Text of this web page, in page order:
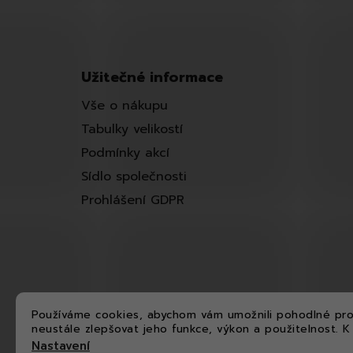
Používáme cookies, abychom vám umožnili pohodlné
neustále zlepšovat jeho funkce, výkon a použitelnost.
Nastavení
Užitečné informace
Vše o nákupu
Tabulky velikostí
Podmínky akcí
Sídlo společnosti
Prohlášení GDPR